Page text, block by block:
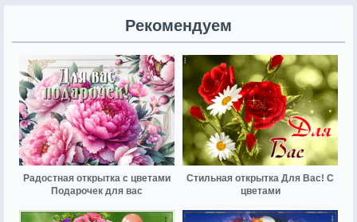
Рекомендуем
Радостная открытка с цветами
Подарочек для вас
Стильная открытка Для Вас! С
цветами